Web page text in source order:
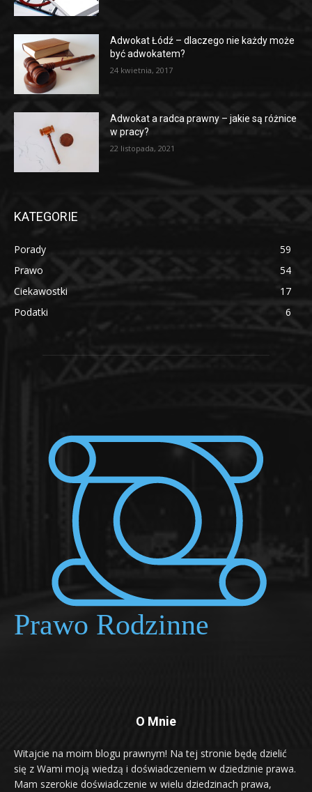
Adwokat Łódź – dlaczego nie każdy może
być adwokatem?
24 kwietnia, 2017
Adwokat a radca prawny – jakie są różnice
w pracy?
22 listopada, 2021
KATEGORIE
Porady
59
Prawo
54
Ciekawostki
17
Podatki
6
O Mnie
Witajcie na moim blogu prawnym! Na tej stronie będę dzielić
się z Wami moją wiedzą i doświadczeniem w dziedzinie prawa.
Mam szerokie doświadczenie w wielu dziedzinach prawa,